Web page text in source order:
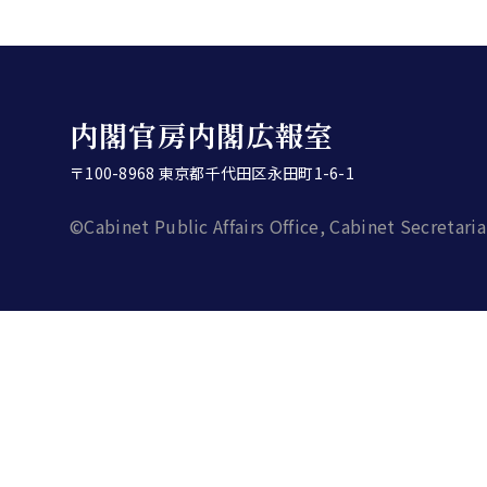
内閣官房内閣広報室
〒100-8968 東京都千代田区永田町1-6-1
©Cabinet Public Affairs Office, Cabinet